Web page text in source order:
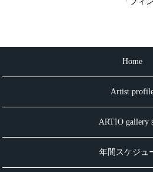
Home
Artist
ARTIO gallery
年間スケジュ